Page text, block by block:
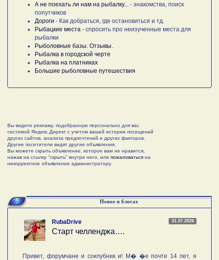
А не поехать ли нам на рыбалку...
- знакомства, поиск
попутчиков
Дороги - Как добраться, где остановиться и тд.
Рыбацкие места - спросить про неизученные места для
рыбалки
Рыболовные базы. Отзывы.
Рыбалка в городской черте
Рыбалка на платниках
Большие рыболовные путешествия
Вы видите рекламу, подобранную персонально для вас
системой Яндекс.Директ с учетом вашей истории посещений
других сайтов, анализа предпочтений и других факторов.
Другие посетители видят другие объявления.
Вы можете скрыть объявление, которое вам не нравится,
нажав на ссылку "скрыть" внутри него, или пожаловаться на
некорректное объявление администратору.
Новое в блогах
31.07.2026
RubaDrive
Старт челленджа….
Привет, форумчане и соклубник и! М� �е почти 14 лет, я